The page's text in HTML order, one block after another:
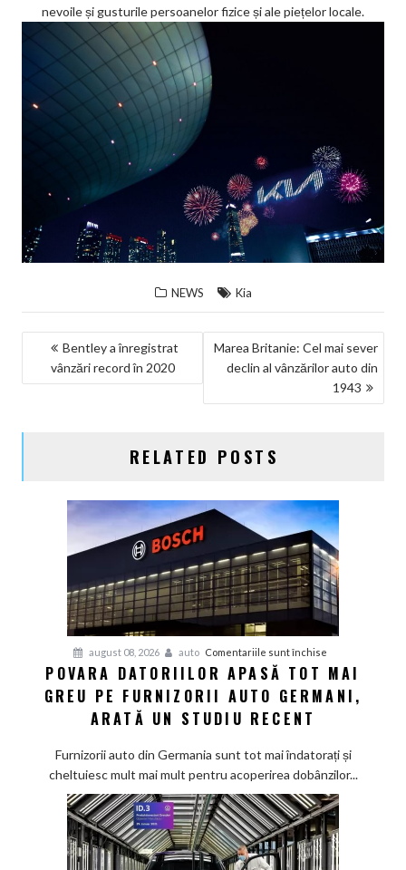
nevoile și gusturile persoanelor fizice și ale piețelor locale.
NEWS Kia
NAVIGARE
Bentley a înregistrat
vânzări record în 2020
Marea Britanie: Cel mai sever
declin al vânzărilor auto din
1943
RELATED POSTS
august 08, 2026 auto Comentariile sunt închise
Povara
datoriilor
mai
greu
furnizorii
auto
germani,
POVARA DATORIILOR APASĂ TOT MAI
GREU PE FURNIZORII AUTO GERMANI,
ARATĂ UN STUDIU RECENT
Furnizorii auto din Germania sunt tot mai îndatorați și
cheltuiesc mult mai mult pentru acoperirea dobânzilor...